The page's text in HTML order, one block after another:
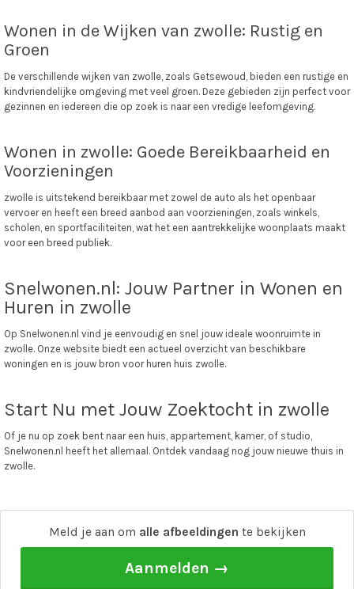
Meld je aan om alle afbeeldingen te bekijken
Aanmelden →
Wonen in de Wijken van zwolle: Rustig en
Groen
De verschillende wijken van zwolle, zoals Getsewoud, bieden een rustige en
kindvriendelijke omgeving met veel groen. Deze gebieden zijn perfect voor
gezinnen en iedereen die op zoek is naar een vredige leefomgeving.
Wonen in zwolle: Goede Bereikbaarheid en
Voorzieningen
zwolle is uitstekend bereikbaar met zowel de auto als het openbaar
vervoer en heeft een breed aanbod aan voorzieningen, zoals winkels,
scholen, en sportfaciliteiten, wat het een aantrekkelijke woonplaats maakt
voor een breed publiek.
Snelwonen.nl: Jouw Partner in Wonen en
Huren in zwolle
Op Snelwonen.nl vind je eenvoudig en snel jouw ideale woonruimte in
zwolle. Onze website biedt een actueel overzicht van beschikbare
woningen en is jouw bron voor huren huis zwolle.
Start Nu met Jouw Zoektocht in zwolle
Of je nu op zoek bent naar een huis, appartement, kamer, of studio,
Snelwonen.nl heeft het allemaal. Ontdek vandaag nog jouw nieuwe thuis in
zwolle.